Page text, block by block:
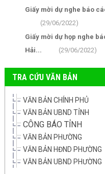
Giấy mời dự nghe báo
(29/06/2022)
Giấy mời dự họp nghe
Hải...
(29/06/2022)
TRA CỨU VĂN BẢN
VĂN BẢN CHÍNH PHỦ
VĂN BẢN UBND TỈNH
CÔNG BÁO TỈNH
VĂN BẢN PHƯỜNG
VĂN BẢN HĐND PHƯỜNG
VĂN BẢN UBND PHƯỜNG